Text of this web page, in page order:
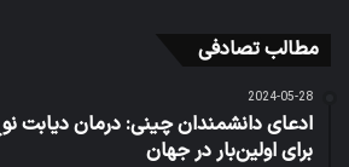
مطالب تصادفی
2024-05-28
برای اولین‌بار در جهان